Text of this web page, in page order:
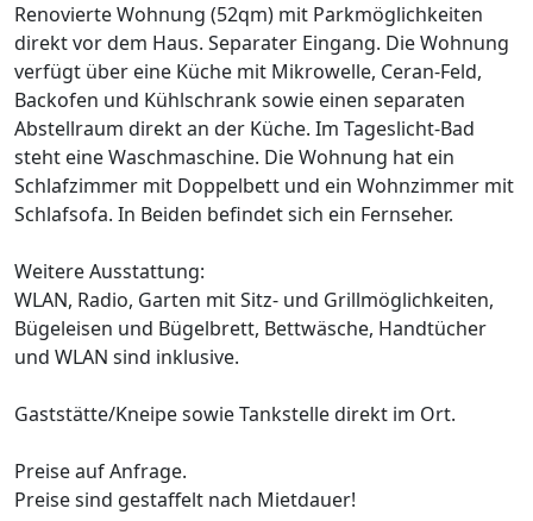
Renovierte Wohnung (52qm) mit Parkmöglichkeiten
direkt vor dem Haus. Separater Eingang. Die Wohnung
verfügt über eine Küche mit Mikrowelle, Ceran-Feld,
Backofen und Kühlschrank sowie einen separaten
Abstellraum direkt an der Küche. Im Tageslicht-Bad
steht eine Waschmaschine. Die Wohnung hat ein
Schlafzimmer mit Doppelbett und ein Wohnzimmer mit
Schlafsofa. In Beiden befindet sich ein Fernseher.
Weitere Ausstattung:
WLAN, Radio, Garten mit Sitz- und Grillmöglichkeiten,
Bügeleisen und Bügelbrett, Bettwäsche, Handtücher
und WLAN sind inklusive.
Gaststätte/Kneipe sowie Tankstelle direkt im Ort.
Preise auf Anfrage.
Preise sind gestaffelt nach Mietdauer!